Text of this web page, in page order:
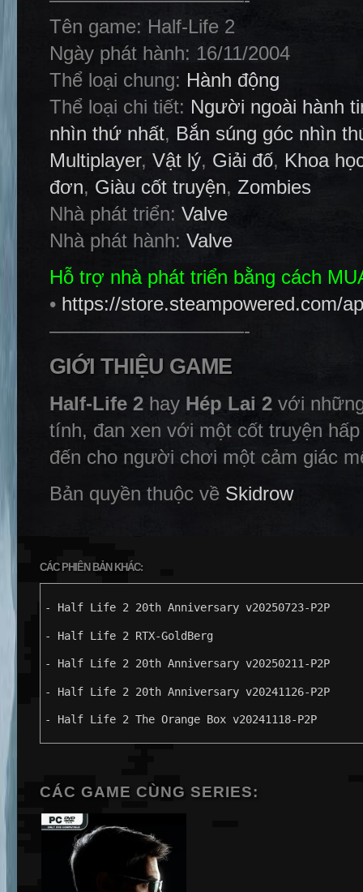
Tên game: Half-Life 2
Ngày phát hành: 16/11/2004
Thể loại chung: Hành động
Thể loại chi tiết: Người ngoài hành
nhìn thứ nhất, Bắn súng góc nhìn
Multiplayer, Vật lý, Giải đố, Khoa
đơn, Giàu cốt truyện, Zombies
Nhà phát triển: Valve
Nhà phát hành: Valve
Hỗ trợ nhà phát triển bằng cách
• https://store.steampowered.com/
——————————-
GIỚI THIỆU GAME
Half-Life 2 hay Hép Lai 2 với
tính, đan xen với một cốt truyện
đến cho người chơi một cảm giác
Bản quyền thuộc về Skidrow
CÁC PHIÊN BẢN KHÁC:
- Half Life 2 20th Anniversary v20250723-P2P
- Half Life 2 RTX-GoldBerg
- Half Life 2 20th Anniversary v20250211-P2P
- Half Life 2 20th Anniversary v20241126-P2P
- Half Life 2 The Orange Box v20241118-P2P
CÁC GAME CÙNG SERIES: